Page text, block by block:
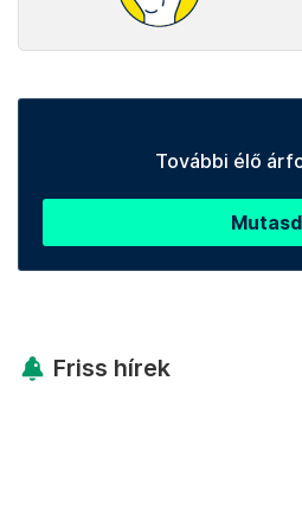
További élő
Friss hírek